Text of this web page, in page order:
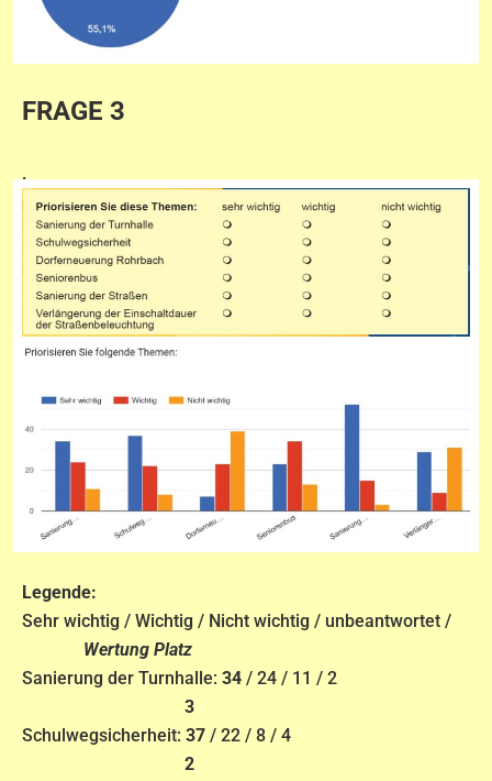
FRAGE 3
.
Legende:
Sehr wichtig / Wichtig / Nicht wichtig / unbeantwortet /
Wertung Platz
Sanierung der Turnhalle: 34 / 24 / 11 / 2
3
Schulwegsicherheit: 37 / 22 / 8 / 4
2